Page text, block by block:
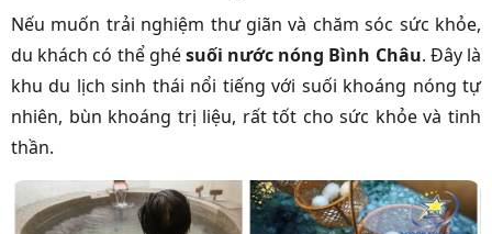
Nếu muốn trải nghiệm thư giãn và chăm sóc sức khỏe,
du khách có thể ghésuối nước nóng Bình Châu. Đây là
khu du lịch sinh thái nổi tiếng với suối khoáng nóng tự
nhiên, bùn khoáng trị liệu, rất tốt cho sức khỏe và tinh
thần.